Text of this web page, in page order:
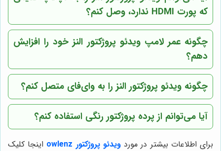
که پورت HDMI ندارد، وصل کنم؟
چگونه عمر لامپ ویدئو پروژکتور النز خود را افزایش
دهم؟
چگونه ویدئو پروژکتور النز را به وای‌فای متصل کنم؟
آیا می‌توانم از پرده پروژکتور رنگی استفاده کنم؟
برای اطلاعات بیشتر در موردویدئو پروژکتور owlenz
اینجا کلیک